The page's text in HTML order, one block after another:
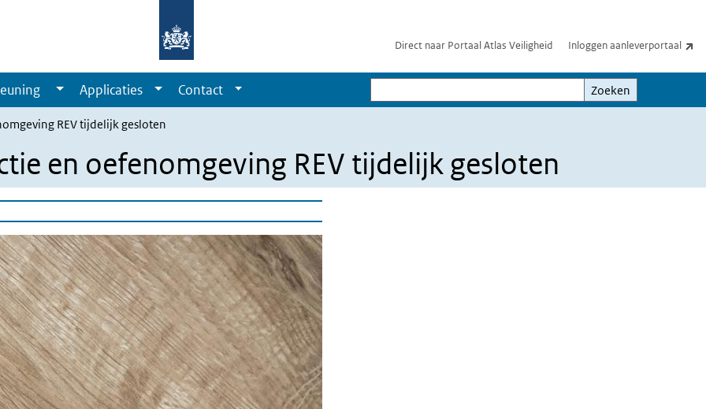
Direct naar Portaal Atlas Veiligheid Inloggen aanleverportaal
Applicaties Contact
Zoeken
Zoeken
REV tijdelijk gesloten
en oefenomgeving REV tijdelijk gesloten